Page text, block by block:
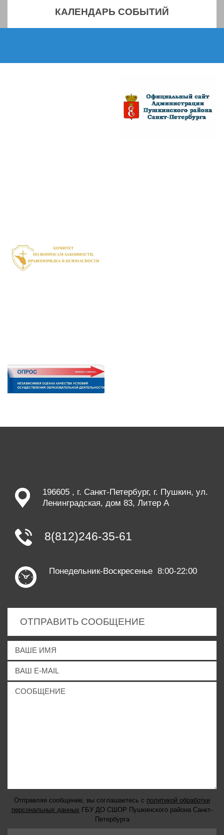
КАЛЕНДАРЬ СОБЫТИЙ
196605 , г. Санкт-Петербург, г. Пушкин, ул.
Ленинградская, дом 83, Литер А
8(812)246-35-61
Понедельник-Воскресенье 8:00-22:00
ОТПРАВИТЬ СООБЩЕНИЕ
Отправляя сообщение, вы соглашаетесь с политикой обработки
персональных данных ГБУ ДО СШОР Пушкинского района Санкт-
Петербурга